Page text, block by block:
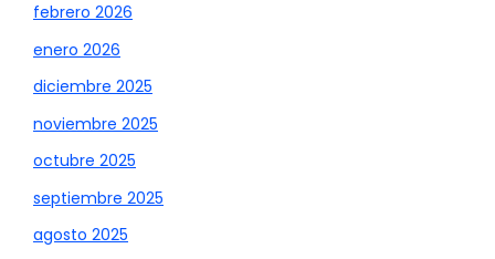
febrero 2026
enero 2026
diciembre 2025
noviembre 2025
octubre 2025
septiembre 2025
agosto 2025